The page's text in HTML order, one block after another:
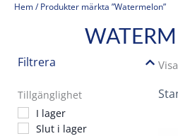
Hem/ Produkter märkta ”Watermelon”
Filtrera
Tillgänglighet
I lager
Slut i lager